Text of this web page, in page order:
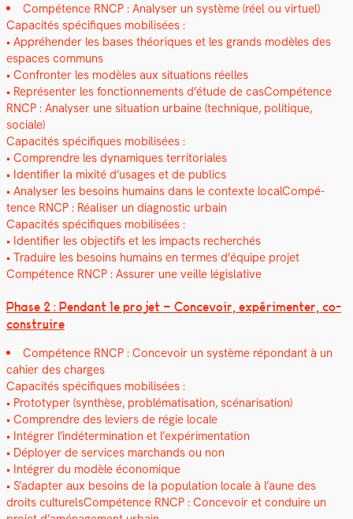
Com­pé­tence RNCP : Analyser un sys­tème (réel ou virtuel)
Capac­ités spé­ci­fiques mobil­isées :
• Appréhen­der les bases théoriques et les grands mod­èles des
espaces com­muns
• Con­fron­ter les mod­èles aux sit­u­a­tions réelles
• Représen­ter les fonc­tion­nements d’étude de cas­Com­pé­tence
RNCP : Analyser une sit­u­a­tion urbaine (tech­nique, poli­tique,
sociale)
Capac­ités spé­ci­fiques mobil­isées :
• Com­pren­dre les dynamiques ter­ri­to­ri­ales
• Iden­ti­fi­er la mix­ité d’usages et de publics
• Analyser les besoins humains dans le con­texte local­Com­pé­
tence RNCP : Réalis­er un diag­nos­tic urbain
Capac­ités spé­ci­fiques mobil­isées :
• Iden­ti­fi­er les objec­tifs et les impacts recher­chés
• Traduire les besoins humains en ter­mes d’équipe pro­jet
Com­pé­tence RNCP : Assur­er une veille lég­isla­tive
Phase 2 : Pen­dant le pro­jet – Con­cevoir, expéri­menter, co-
con­stru­ire
Com­pé­tence RNCP : Con­cevoir un sys­tème répon­dant à un
cahi­er des charges
Capac­ités spé­ci­fiques mobil­isées :
• Pro­to­typer (syn­thèse, prob­lé­ma­ti­sa­tion, scé­nar­i­sa­tion)
• Com­pren­dre des leviers de régie locale
• Inté­gr­er l’indétermination et l’expérimentation
• Déploy­er de ser­vices marchands ou non
• Inté­gr­er du mod­èle économique
• S’adapter aux besoins de la pop­u­la­tion locale à l’aune des
droits cul­turelsCom­pé­tence RNCP : Con­cevoir et con­duire un